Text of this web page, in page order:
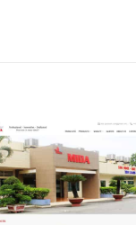
người